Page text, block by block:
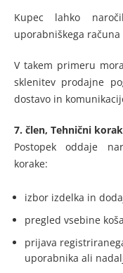
Kupec lahko
uporabniškega
V takem primeru
sklenitev prodajne
dostavo in
7. člen, Tehnični
Postopek oddaje
korake:
izbor izdelka in
pregled vsebine
prijava
uporabnika ali